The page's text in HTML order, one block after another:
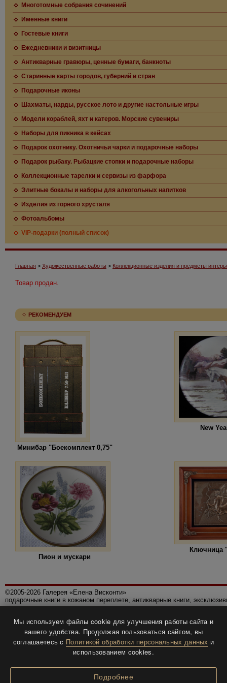
Многотомные собрания сочинений
Именные книги
Гостевые книги
Ежедневники и визитницы
Антикварные гравюры, ценные бумаги, банкноты
Старинные карты городов, губерний и стран
Подарочные иконы
Шахматы, нарды, русское лото и другие настольные игры
Модели кораблей, яхт и катеров. Морские сувениры
Наборы для пикника в кейсах
Подарок охотнику. Охотничьи чарки и подарочные наборы
Подарок рыбаку. Рыбацкие стопки и подарочные наборы
Коллекционные тарелки и сервизы из фарфора
Элитные бокалы и наборы для алкогольных напитков
Изделия из горного хрусталя
Фотоальбомы
VIP-подарки (полный список)
Главная > Художественные работы > Коллекционные изделия и предметы
Товар продан.
РЕКОМЕНДУЕМ
Минибар "Боекомплект 0,75"
New
Пион и мускари
Ключница
©2005-2026 Галерея «Елена Висконти»
подарочные книги в кожаном переплете, антикварные книги,
Политика конфиденциальности
Все права защищены.
Разработка и дизайнBTV-info.
Мы используем файлы cookie для улучшения работы сайта и
вашего удобства. Продолжая пользоваться сайтом, вы
соглашаетесь с Политикой обработки персональных данных и
использованием cookies.
Подробнее